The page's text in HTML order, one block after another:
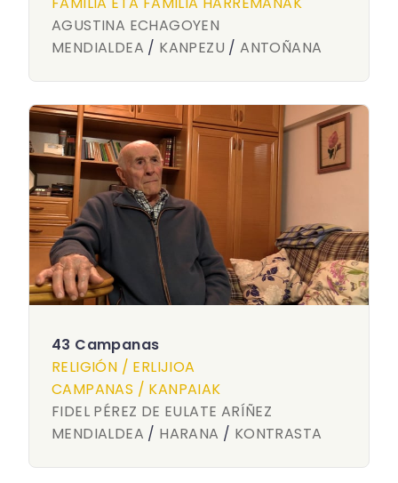
AGUSTINA ECHAGOYEN
MENDIALDEA / KANPEZU /ANTOÑANA
43 Campanas
RELIGIÓN / ERLIJIOA
CAMPANAS / KANPAIAK
FIDEL PÉREZ DE EULATE ARÍÑEZ
MENDIALDEA / HARANA / KONTRASTA